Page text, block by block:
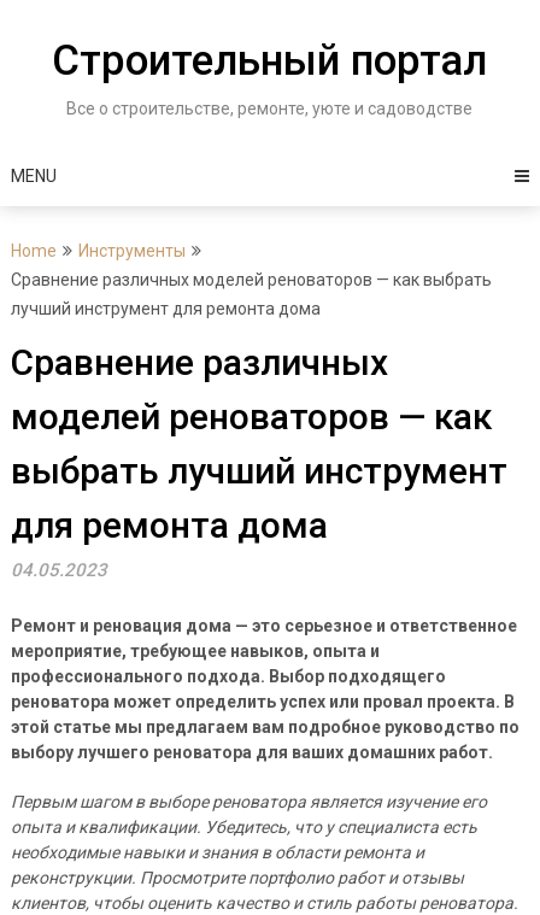
contentСтроительный портал
Все о строительстве, ремонте, уюте и садоводстве
MENU
Home
Инструменты
Сравнение различных моделей реноваторов — как выбрать
лучший инструмент для ремонта дома
Сравнение различных
моделей реноваторов — как
выбрать лучший инструмент
для ремонта дома
04.05.2023
Ремонт и реновация дома — это серьезное и ответственное
мероприятие, требующее навыков, опыта и
профессионального подхода. Выбор подходящего
реноватора может определить успех или провал проекта. В
этой статье мы предлагаем вам подробное руководство по
выбору лучшего реноватора для ваших домашних работ.
Первым шагом в выборе реноватора является изучение его
опыта и квалификации. Убедитесь, что у специалиста есть
необходимые навыки и знания в области ремонта и
реконструкции. Просмотрите портфолио работ и отзывы
клиентов, чтобы оценить качество и стиль работы реноватора.